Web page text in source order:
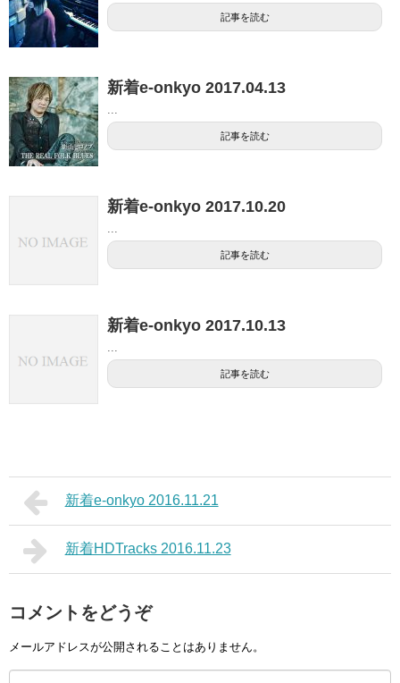
記事を読む
新着e-onkyo 2017.04.13
記事を読む
新着e-onkyo 2017.10.20
記事を読む
新着e-onkyo 2017.10.13
記事を読む
新着e-onkyo 2016.11.21
新着HDTracks 2016.11.23
コメントをどうぞ
メールアドレスが公開されることはありません。